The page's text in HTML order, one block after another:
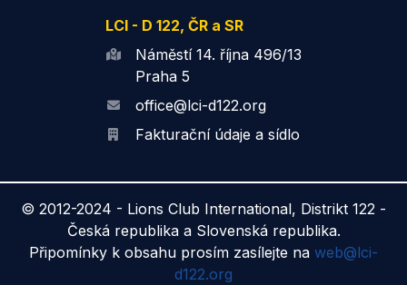
LCI - D 122, ČR a SR
Náměstí 14. října 496/13
Praha 5
office@lci-d122.org
Fakturační údaje a sídlo
© 2012-2024 - Lions Club International, Distrikt 122 -
Česká republika a Slovenská republika.
Připomínky k obsahu prosím zasílejte na web@lci-
d122.org